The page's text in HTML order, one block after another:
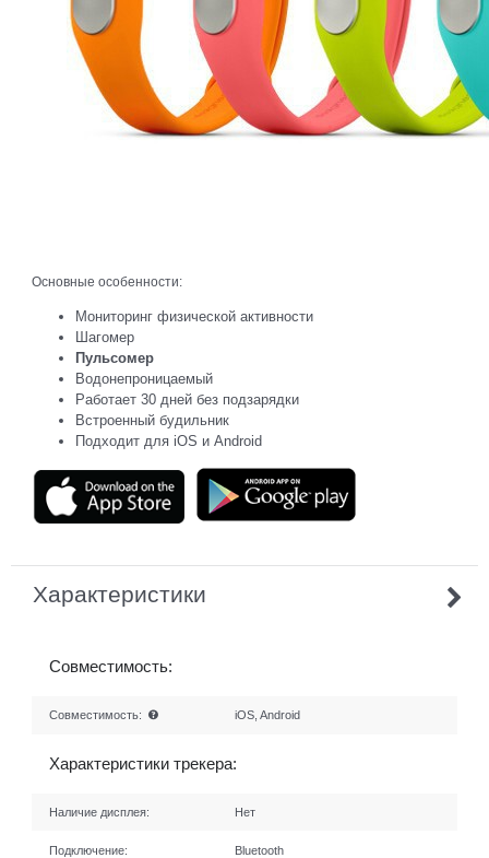
Основные особенности:
Мониторинг физической активности
Шагомер
Пульсомер
Водонепроницаемый
Работает 30 дней без подзарядки
Встроенный будильник
Подходит для iOS и Android
Характеристики
Совместимость:
Совместимость: iOS, Android
Характеристики трекера:
Наличие дисплея: Нет
Подключение: Bluetooth